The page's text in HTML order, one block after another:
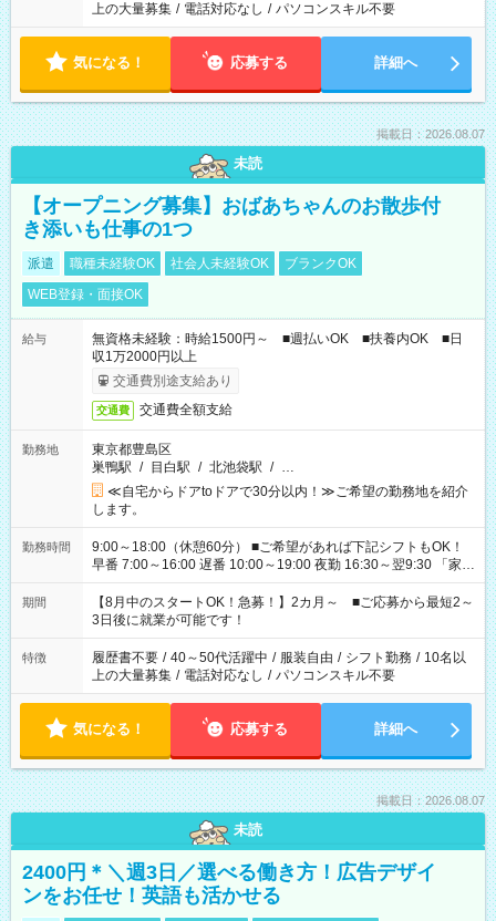
上の大量募集 / 電話対応なし / パソコンスキル不要
気になる！ 応募する 詳細へ
掲載日：2026.08.07
未読
【オープニング募集】おばあちゃんのお散歩付
き添いも仕事の1つ
派遣 職種未経験OK 社会人未経験OK
ブランクOK
WEB登録・面接OK
給与
無資格未経験：時給1500円～ ■週払いOK ■扶養内OK ■日
収1万2000円以上
交通費別途支給あり
交通費 交通費全額支給
勤務地
東京都豊島区
巣鴨駅 / 目白駅 / 北池袋駅 / …
≪自宅からドアtoドアで30分以内！≫ご希望の勤務地を紹介
します。
勤務時間
9:00～18:00（休憩60分） ■ご希望があれば下記シフトもOK！
早番 7:00～16:00 遅番 10:00～19:00 夜勤 16:30～翌9:30 「家族
と休みを合わせたい」 「余裕を持って夕飯の準備がしたい」
「できれば残業はしたくない」 など、ご希望を教えてください
ね。 ※Wワーク希望の方へ 今ご覧のお仕事で希望する勤務時間
と、もう1つのお仕事の勤務時間。 合計で週40時間を超える場
合は応募できません。
期間
【8月中のスタートOK！急募！】2カ月～ ■ご応募から最短2～
3日後に就業が可能です！
特徴 履歴書不要 / 40～50代活躍中 / 服装自由 / シフト勤務 / 10名以
上の大量募集 / 電話対応なし / パソコンスキル不要
気になる！ 応募する 詳細へ
掲載日：2026.08.07
未読
2400円＊＼週3日／選べる働き方！広告デザイ
ンをお任せ！英語も活かせる